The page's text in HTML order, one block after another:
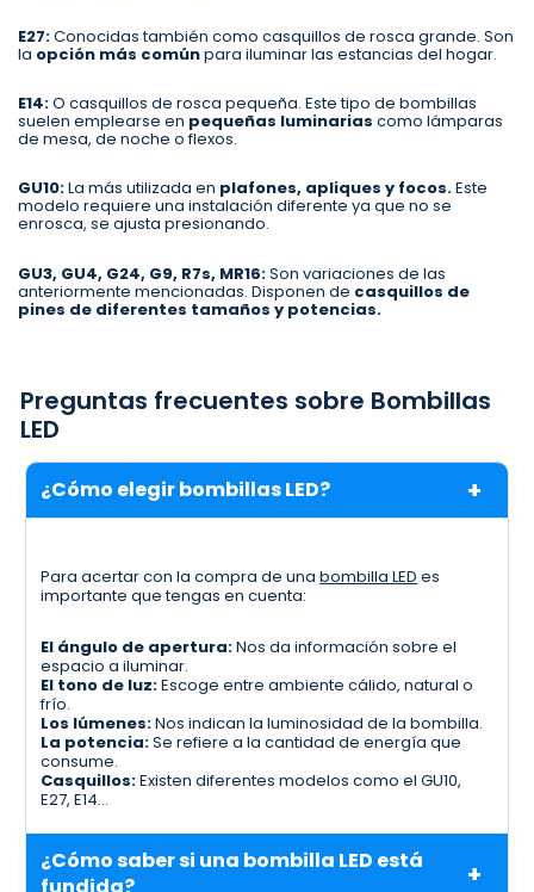
E27:Conocidas también como casquillos de rosca grande. Son
la opción más comúnpara iluminar las estancias del hogar.
E14:O casquillos de rosca pequeña. Este tipo de bombillas
suelen emplearse en pequeñas luminarias como lámparas
de mesa, de noche o flexos.
GU10:La más utilizada en plafones, apliques y focos.Este
modelo requiere una instalación diferente ya que no se
enrosca, se ajusta presionando.
GU3, GU4, G24, G9, R7s, MR16:Son variaciones de las
anteriormente mencionadas. Disponen de casquillos de
pines de diferentes tamaños y potencias.
Preguntas frecuentes sobre Bombillas
LED
¿Cómo elegir bombillas LED?
Para acertar con la compra de unabombilla LED es
importante que tengas en cuenta:
El ángulo de apertura:Nos da información sobre el
espacio a iluminar.
El tono de luz:Escoge entre ambiente cálido, natural o
frío.
Los lúmenes:Nos indican la luminosidad de la bombilla.
La potencia:Se refiere a la cantidad de energía que
consume.
Casquillos:Existen diferentes modelos como el GU10,
E27, E14…
¿Cómo saber si una bombilla LED está